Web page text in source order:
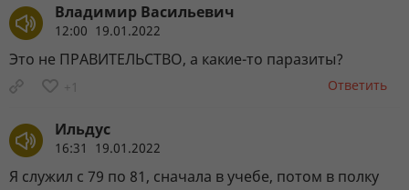
Владимир Васильевич
12:00 19.01.2022
Это не ПРАВИТЕЛЬСТВО, а какие-то паразиты?
+1 Ответить
Ильдус
16:31 19.01.2022
Я служил с 79 по 81, сначала в учебе, потом в полку